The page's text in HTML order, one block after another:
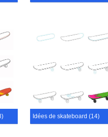
Idées de skateboard (14)